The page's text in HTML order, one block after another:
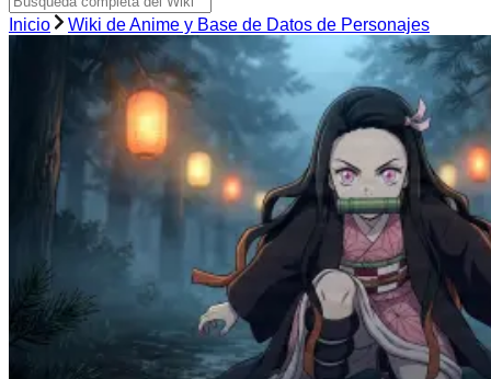
Inicio Wiki de Anime y Base de Datos de Personajes